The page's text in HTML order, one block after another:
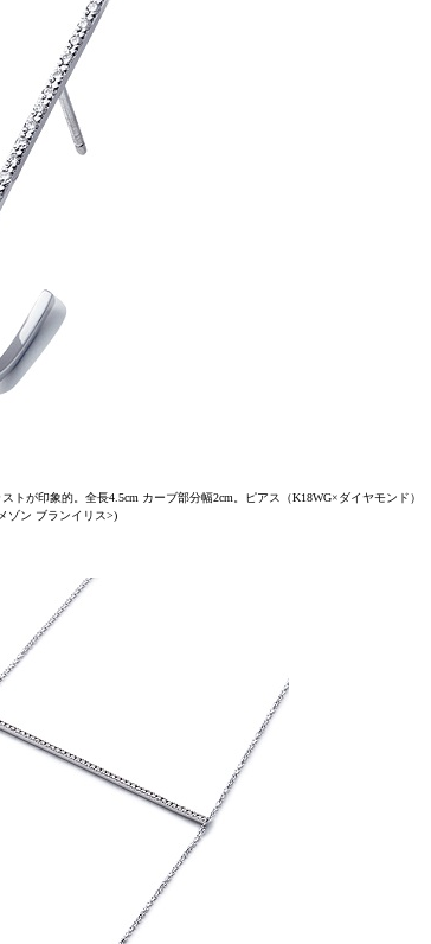
が印象的。全長4.5cm カーブ部分幅2cm。ピアス（K18WG×ダイヤモンド）
ゾン ブランイリス>)